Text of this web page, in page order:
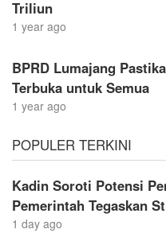
Triliun
1 year ago
BPRD Lumajang
Terbuka untuk Semua
1 year ago
POPULER TERKINI
Kadin Soroti Potensi
Pemerintah Tegaskan
1 day ago